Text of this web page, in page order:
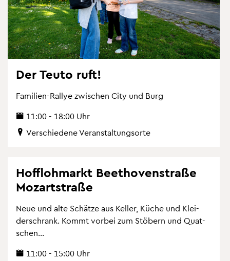
Der Teuto ruft!
Fa­mi­li­en-Ral­lye zwi­schen City und Burg
11:00 - 18:00 Uhr
Ver­schie­de­ne Ver­an­stal­tungs­or­te
Hof­floh­markt Beet­ho­ven­stra­ße
Mo­zart­stra­ße
Neue und alte Schät­ze aus Kel­ler, Küche und Klei­
der­schrank. Kommt vor­bei zum Stö­bern und Quat­
schen...
11:00 - 15:00 Uhr